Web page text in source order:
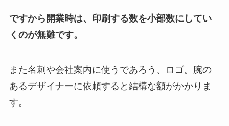
ですから開業時は、印刷する数を小部数にしてい
くのが無難です。
また名刺や会社案内に使うであろう、ロゴ。腕の
あるデザイナーに依頼すると結構な額がかかりま
す。